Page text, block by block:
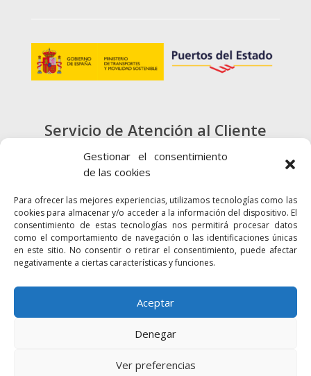
Gestionar el consentimiento
de las cookies
Para ofrecer las mejores experiencias, utilizamos tecnologías como las
cookies para almacenar y/o acceder a la información del dispositivo. El
consentimiento de estas tecnologías nos permitirá procesar datos
como el comportamiento de navegación o las identificaciones únicas
en este sitio. No consentir o retirar el consentimiento, puede afectar
negativamente a ciertas características y funciones.
Aceptar
Denegar
Ver preferencias
Servicio de Atención al Cliente
900 720 415
CONTACTO
Enlaces Accesibilidad Mapa Web
Política de cookies
Aviso legal